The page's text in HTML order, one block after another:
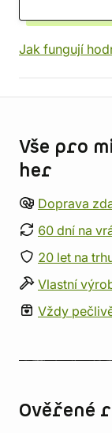
Jak fungují
Vše pro
her
Doprava
60 dní na
20 let na
Vlastní
Vždy
Ověřené